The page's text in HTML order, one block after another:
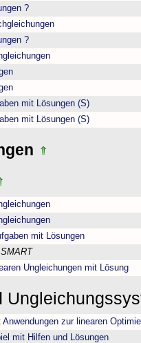
?
?
mit Lösungen (S)
mit Lösungen (S)
mit Lösungen
SMART
Ungleichungen mit Lösung
zur linearen
mit Hilfen und Lösungen